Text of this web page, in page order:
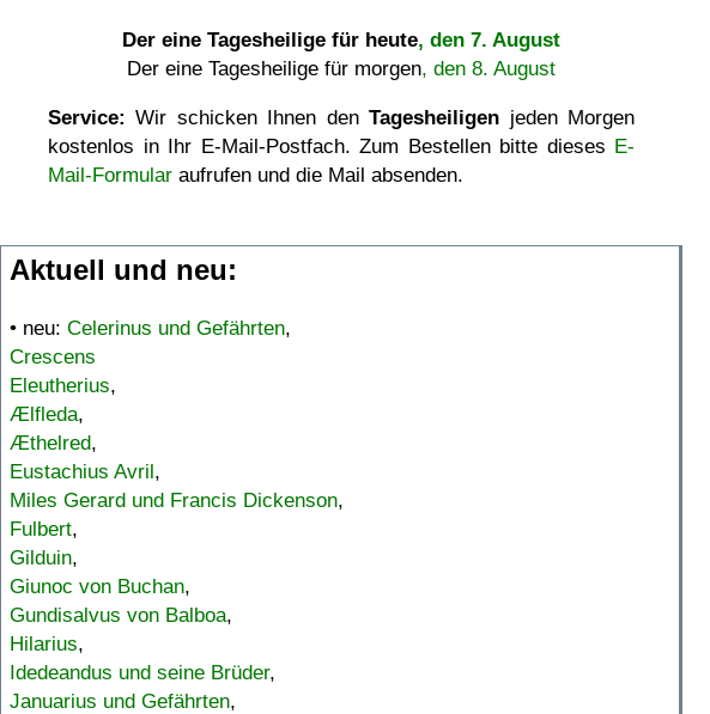
Der eine Tagesheilige für heute, den 7. August
Der eine Tagesheilige für morgen, den 8. August
Service: Wir schicken Ihnen denTagesheiligen jeden Morgen
kostenlos in Ihr E-Mail-Postfach. Zum Bestellen bitte dieses E-
Mail-Formular aufrufen und die Mail absenden.
Aktuell und neu:
• neu: Celerinus und Gefährten,
Crescens
Eleutherius,
Ælfleda,
Æthelred,
Eustachius Avril,
Miles Gerard und Francis Dickenson,
Fulbert,
Gilduin,
Giunoc von Buchan,
Gundisalvus von Balboa,
Hilarius,
Idedeandus und seine Brüder,
Januarius und Gefährten,